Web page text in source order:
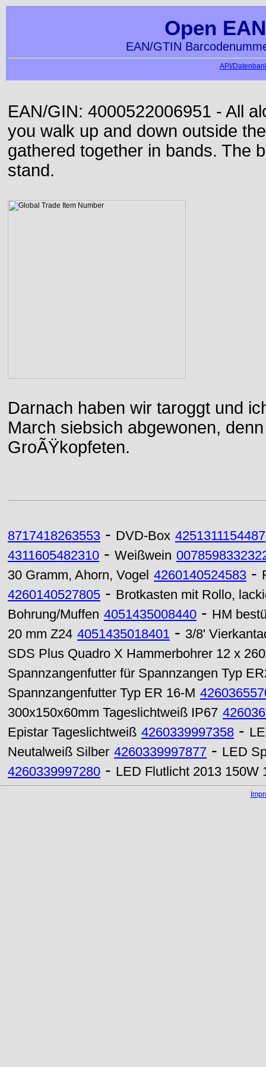
Open
EAN/GTIN
API/
EAN/GIN: 4000522006951 - All
you walk up and down outside
gathered together in bands. The
stand.
Darnach haben wir taroggt und
March siebsich abgewonen,
GroÃŸkopfeten.
8717418263553 - DVD-Box 4251311154487
4311605482310 - Weißwein
30 Gramm, Ahorn, Vogel 4260140524583 -
4260140527805 - Brotkasten mit Rollo,
Bohrung/Muffen 4051435008440 - HM
20 mm Z24 4051435018401 - 3/8'
SDS Plus Quadro X Hammerbohrer 12 x
Spannzangenfutter für Spannzangen Typ
Spannzangenfutter Typ ER 16-M
300x150x60mm Tageslichtweiß IP67
Epistar Tageslichtweiß 4260339997358 -
Neutalweiß Silber 4260339997877 - LED
4260339997280 - LED Flutlicht 2013 150W